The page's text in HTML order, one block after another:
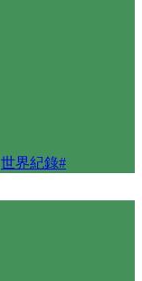
世界紀錄#